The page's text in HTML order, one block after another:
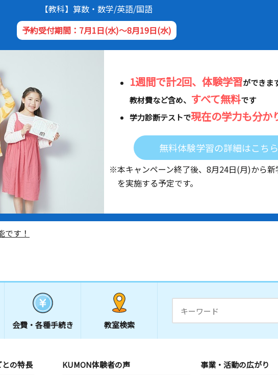
【教科】算数・数学/英語/国語
予約受付期間：7月1日(水)～8月19日(水)
1週間で計2回、体験学習ができま
教材費など含め、 すべて無料です
学力診断テストで現在の学力も分か
無料体験学習の詳細はこちら
※本キャンペーン終了後、 8月24日(月)から
を実施する予定です。
す！
会費・ 各種手続き 教室検索
の特長 KUMON体験者の声 事業・活動の広がり